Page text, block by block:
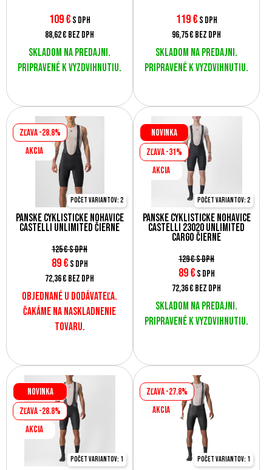
109€ s DPH
88,62 € bez DPH
Skladom na predajni.
Pripravené k vyzdvihnutiu.
119€ s DPH
96,75 € bez DPH
Skladom na predajni.
Pripravené k vyzdvihnutiu.
Pánske cyklistické nohavice
Castelli UNLIMITED čierne
Zľava -28.8%
AKCIA
Počet variantov: 2
125 €s DPH
89€ s DPH
72,36 € bez DPH
Objednané u dodávateľa.
Čakáme na naskladnenie
tovaru.
Pánske cyklistické nohavice
Castelli 23020 UNLIMITED
CARGO čierne
Novinka
Zľava -31%
AKCIA
Počet variantov: 2
129 €s DPH
89€ s DPH
72,36 € bez DPH
Skladom na predajni.
Pripravené k vyzdvihnutiu.
Novinka
Zľava -28.8%
AKCIA
Počet variantov: 1
Zľava -27.8%
AKCIA
Počet variantov: 1